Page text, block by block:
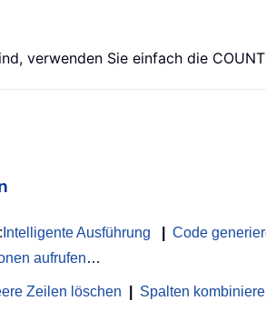
verwenden Sie einfach die
Intelligente Ausführung Code
aufrufen…
Zeilen löschen Spalten